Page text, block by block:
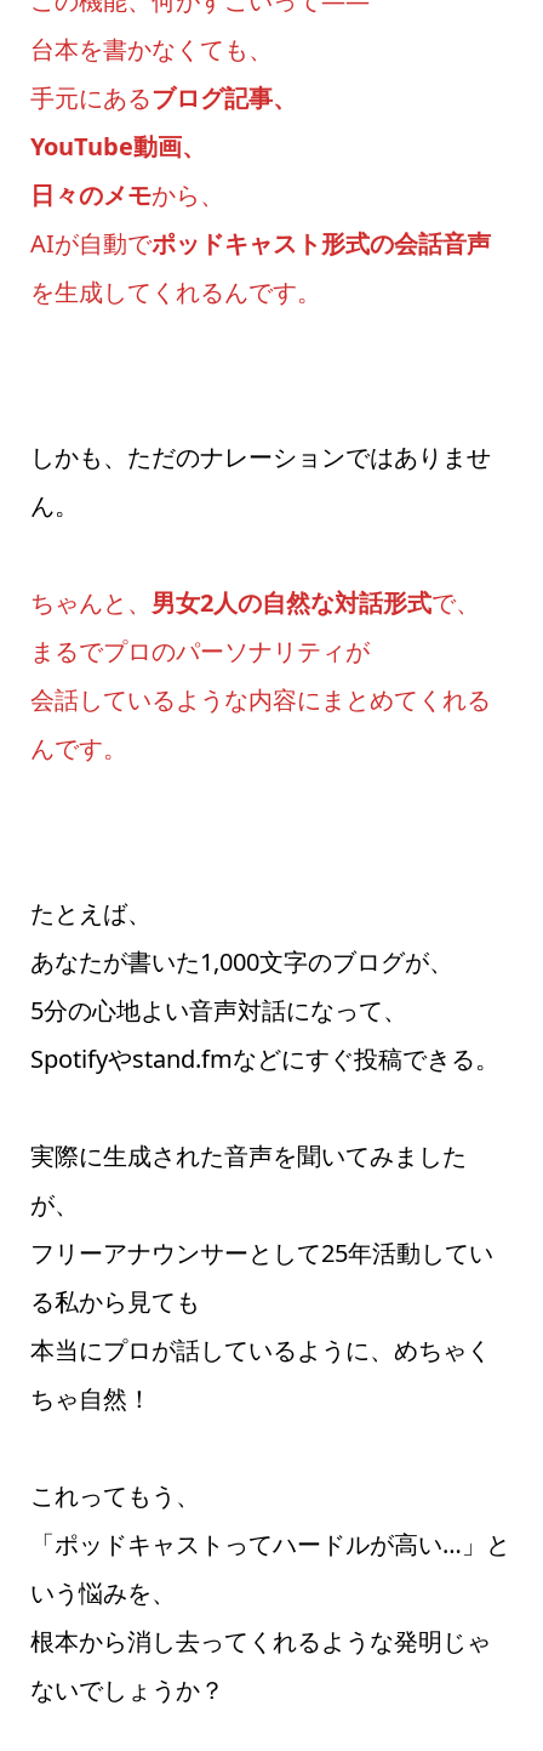
台本を書かなくても、
手元にあるブログ記事、
YouTube動画、
日々のメモから、
AIが自動でポッドキャスト形式の会話音声
を生成してくれるんです。
しかも、ただのナレーションではありませ
ん。
ちゃんと、 男女2人の自然な対話形式で、
まるでプロのパーソナリティが
会話しているような内容にまとめてくれる
んです。
たとえば、
あなたが書いた1,000文字のブログが、
5分の心地よい音声対話になって、
Spotifyやstand.fmなどにすぐ投稿できる。
実際に生成された音声を聞いてみました
が、
フリーアナウンサーとして25年活動してい
る私から見ても
本当にプロが話しているように、めちゃく
ちゃ自然！
これってもう、
「ポッドキャストってハードルが高い…」と
いう悩みを、
根本から消し去ってくれるような発明じゃ
ないでしょうか？